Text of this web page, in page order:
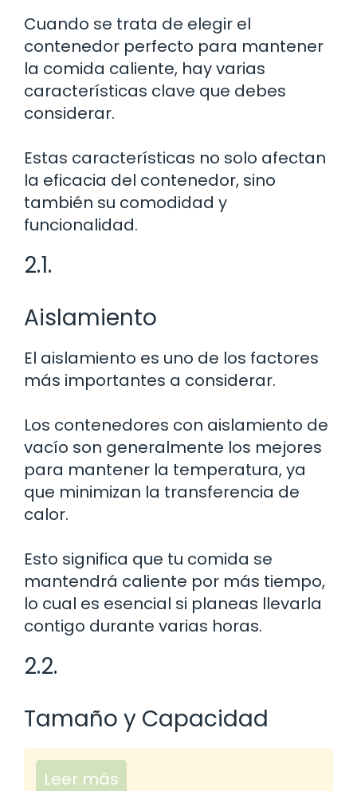
Cuando se trata de elegir el
contenedor perfecto para mantener
la comida caliente, hay varias
características clave que debes
considerar.
Estas características no solo afectan
la eficacia del contenedor, sino
también su comodidad y
funcionalidad.
2.1.
Aislamiento
El aislamiento es uno de los factores
más importantes a considerar.
Los contenedores con aislamiento de
vacío son generalmente los mejores
para mantener la temperatura, ya
que minimizan la transferencia de
calor.
Esto significa que tu comida se
mantendrá caliente por más tiempo,
lo cual es esencial si planeas llevarla
contigo durante varias horas.
2.2.
Tamaño y Capacidad
Leer más